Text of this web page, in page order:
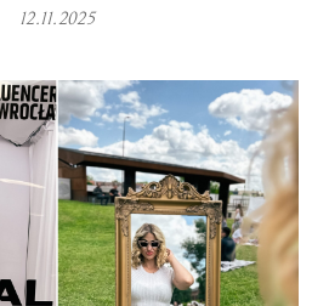
12.11.2025